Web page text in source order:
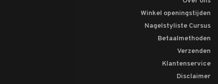
Winkel openingstijden
Nagelstyliste Cursus
Betaalmethoden
Verzenden
Klantenservice
Disclaimer